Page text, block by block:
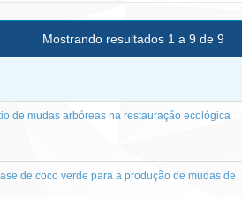
Mostrando resultados 1 a 9 de 9
de mudas arbóreas na restauração ecológica
de coco verde para a produção de mudas de